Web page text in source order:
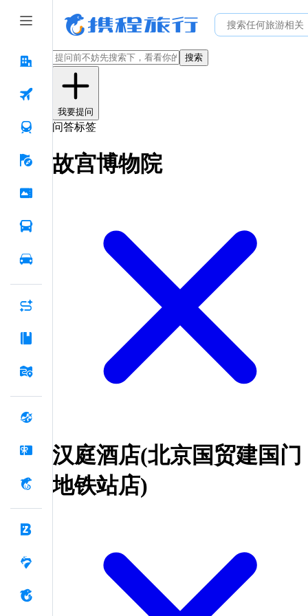
搜索
我要提问
问答标签
故宫博物院
汉庭酒店(北京国贸建国门
地铁站店)